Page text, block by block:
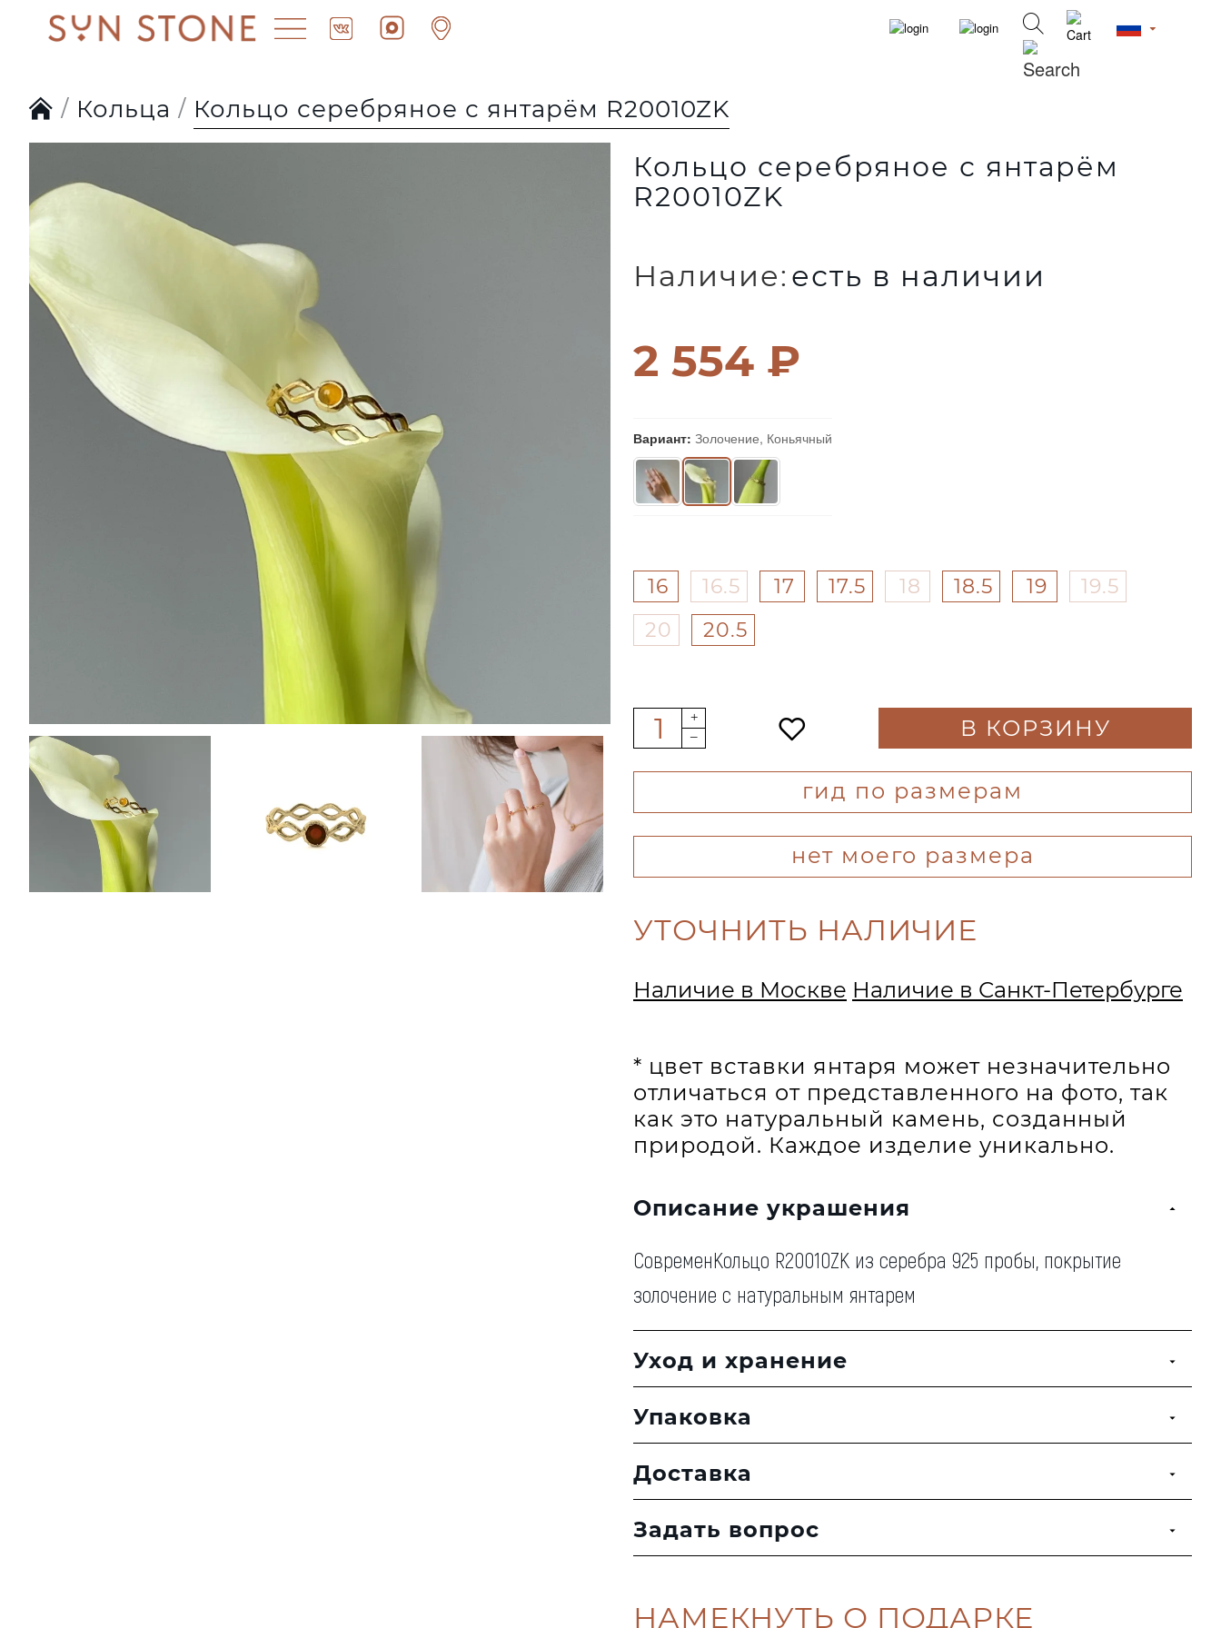
Кольца Кольцо серебряное с янтарём R20010ZK
Кольцо серебряное с янтарём
R20010ZK
2 554 ₽
Вариант: Золочение, Коньячный
Наличие: есть в наличии
16 16.5 17 17.5 18 18.5 19
19.5
20
20.5
В КОРЗИНУ
гид по размерам
нет моего размера
НАМЕКНУТЬ О ПОДАРКЕ
* цвет вставки янтаря может незначительно
отличаться от представленного на фото, так
как это натуральный камень, созданный
природой. Каждое изделие уникально.
Описание украшения
СовременКольцо R20010ZK из серебра 925 пробы, покрытие
золочение с натуральным янтарем
Уход и хранение
Упаковка
Доставка
Задать вопрос
УТОЧНИТЬ НАЛИЧИЕ
Наличие в Москве Наличие в Санкт-Петербурге